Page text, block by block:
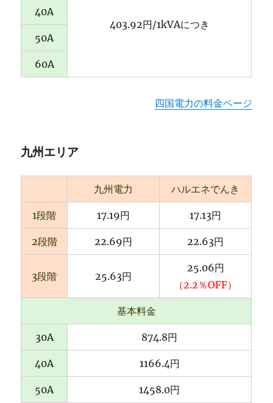
403.92円/1kVAにつき
40A
50A
60A
四国電力の料金ページ
九州エリア
九州電力 ハルエネでんき
1段階 17.19円 17.13円
2段階 22.69円 22.63円
3段階 25.63円
25.06円
（2.2％OFF）
基本料金
30A 874.8円
40A 1166.4円
50A 1458.0円